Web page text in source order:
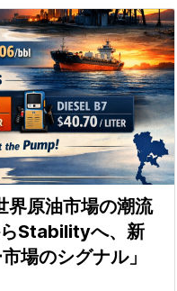
界原油市場の潮流
Stabilityへ、新
場のシグナル」